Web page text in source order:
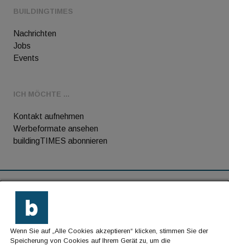
BUILDINGTIMES
Nachrichten
Jobs
Events
ICH MÖCHTE ...
Kontakt aufnehmen
Werbeformate ansehen
buildingTIMES abonnieren
Kontakt
Impressum
Wenn Sie auf „Alle Cookies akzeptieren“ klicken, stimmen Sie der
Speicherung von Cookies auf Ihrem Gerät zu, um die